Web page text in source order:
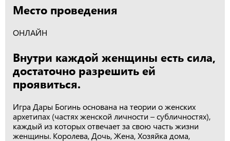
Место проведения
ОНЛАЙН
Внутри каждой женщины есть сила,
достаточно разрешить ей
проявиться.
Игра Дары Богинь основана на теории о женских
архетипах (частях женской личности – субличностях),
каждый из которых отвечает за свою часть жизни
женщины. Королева, Дочь, Жена, Хозяйка дома,